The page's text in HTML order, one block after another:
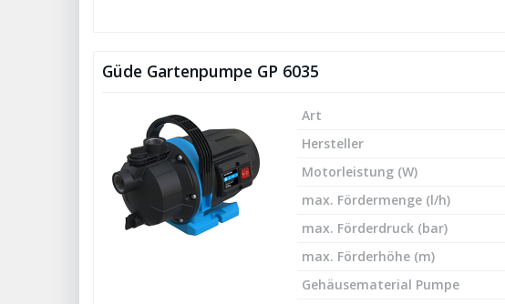
Güde Gartenpumpe GP 6035
Art
Hersteller
Motorleistung (W)
max. Fördermenge (l/h)
max. Förderdruck (bar)
max. Förderhöhe (m)
Gehäusematerial Pumpe